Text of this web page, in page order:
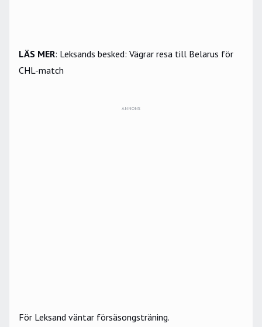
LÄS MER: Leksands besked: Vägrar resa till Belarus för
CHL-match
ANNONS
För Leksand väntar försäsongsträning.